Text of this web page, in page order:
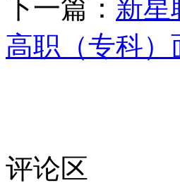
下一篇： 新星
高职（专科
评论区